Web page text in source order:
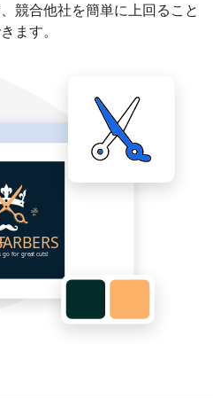
競合他社を簡単に上回ること
ます。